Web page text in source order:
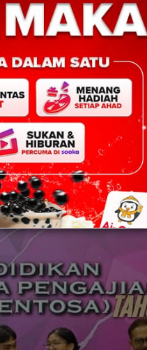
dijangka memanfaatkan